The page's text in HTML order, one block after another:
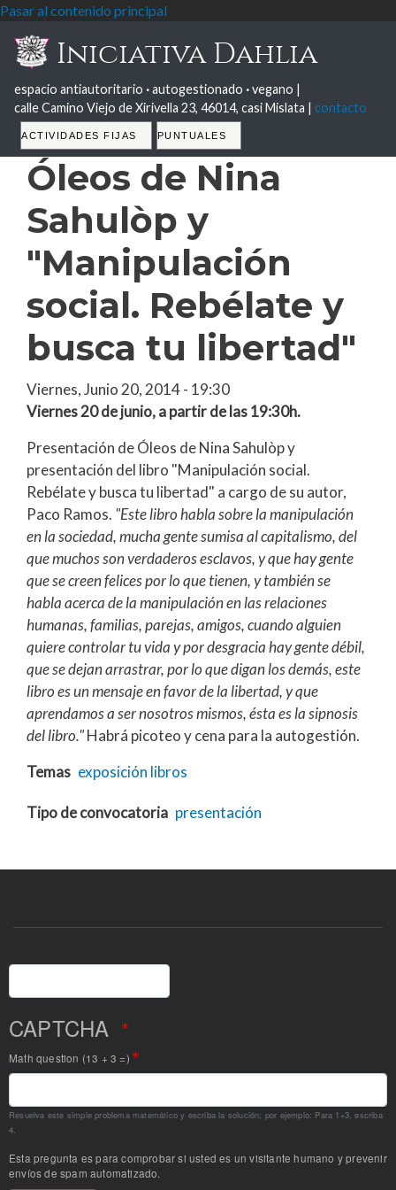
Pasar al contenido principal
Iniciativa Dahlia
espacio antiautoritario ·autogestionado ·vegano |
calle Camino Viejo de Xirivella 23, 46014, casi Mislata | contacto
Tabs
ACTIVIDADES FIJAS PUNTUALES
Óleos de Nina
Sahulòp y
"Manipulación
social. Rebélate y
busca tu libertad"
Viernes, Junio 20, 2014 - 19:30
Viernes 20 de junio, a partir de las 19:30h.
Presentación de Óleos de Nina Sahulòp y
presentación del libro "Manipulación social.
Rebélate y busca tu libertad" a cargo de su autor,
Paco Ramos. "Este libro habla sobre la manipulación
en la sociedad, mucha gente sumisa al capitalismo, del
que muchos son verdaderos esclavos, y que hay gente
que se creen felices por lo que tienen, y también se
habla acerca de la manipulación en las relaciones
humanas, familias, parejas, amigos, cuando alguien
quiere controlar tu vida y por desgracia hay gente débil,
que se dejan arrastrar, por lo que digan los demás, este
libro es un mensaje en favor de la libertad, y que
aprendamos a ser nosotros mismos, ésta es la sipnosis
del libro."Habrá picoteo y cena para la autogestión.
Temas exposición libros
Tipo de convocatoria presentación
Buscar
CAPTCHA
Math question (13 + 3 =)
Resuelva este simple problema matemático y escriba la solución; por ejemplo: Para 1+3, escriba
4.
Esta pregunta es para comprobar si usted es un visitante humano y prevenir
envíos de spam automatizado.